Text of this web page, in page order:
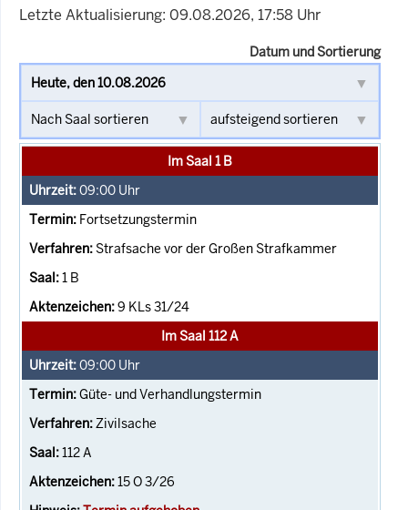
Letzte Aktualisierung: 09.08.2026, 17:58 Uhr
Datum und Sortierung
Im Saal 1 B
09:00 Uhr
Fortsetzungstermin
Strafsache vor der Großen Strafkammer
1 B
9 KLs 31/24
Im Saal 112 A
09:00 Uhr
Güte- und Verhandlungstermin
Zivilsache
112 A
15 O 3/26